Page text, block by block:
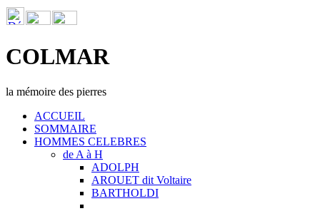
COLMAR
la mémoire des pierres
ACCUEIL
SOMMAIRE
HOMMES CELEBRES
de A à H
ADOLPH
AROUET dit Voltaire
BARTHOLDI